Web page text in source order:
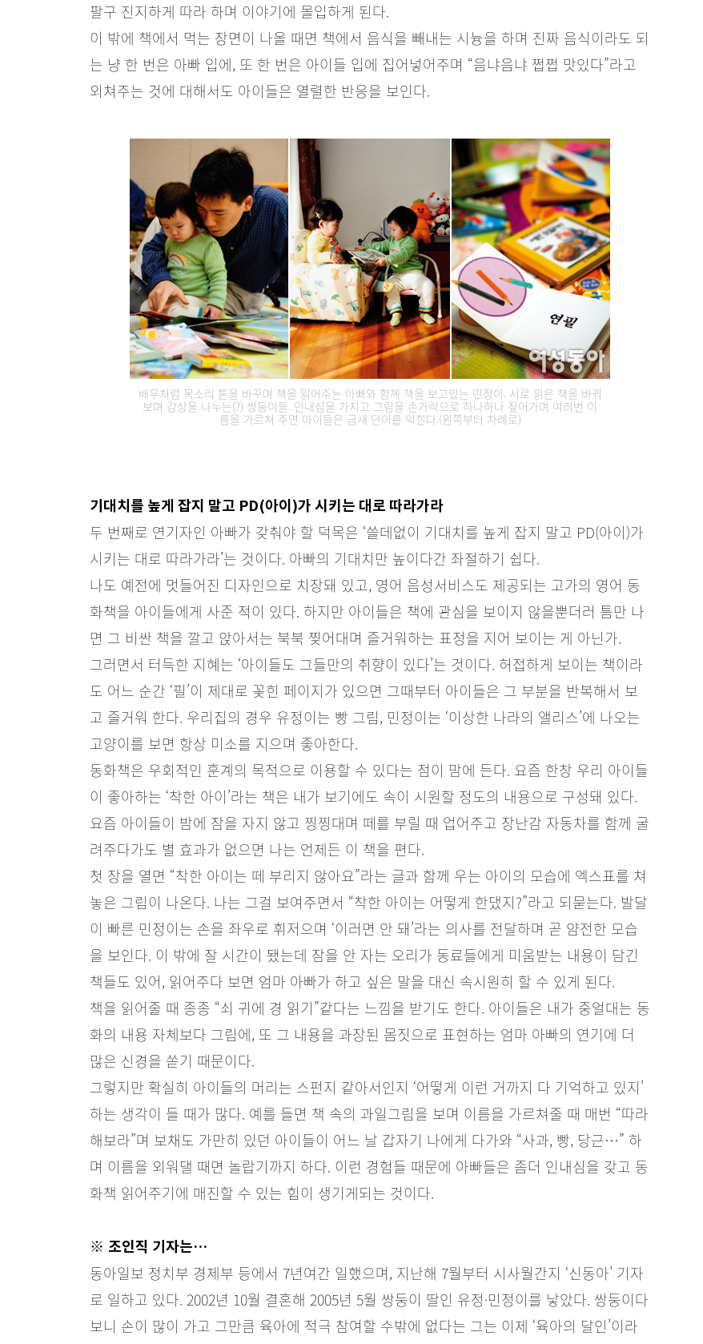
팔구 진지하게 따라 하며 이야기에 몰입하게 된다.
이 밖에 책에서 먹는 장면이 나올 때면 책에서 음식을 빼내는 시늉을 하며 진짜 음식이라도 되
는 냥 한 번은 아빠 입에, 또 한 번은 아이들 입에 집어넣어주며 “음냐음냐 쩝쩝 맛있다”라고
외쳐주는 것에 대해서도 아이들은 열렬한 반응을 보인다.
배우처럼 목소리 톤을 바꾸며 책을 읽어주는 아빠와 함께 책을 보고있는 민정이. 서로 읽은 책을 바꿔
보며 감상을 나누는(?) 쌍둥이들. 인내심을 가지고 그림을 손가락으로 하나하나 짚어가며 여러번 이
름을 가르쳐 주면 아이들은 금새 단어를 익힌다.(왼쪽부터 차례로)
기대치를 높게 잡지 말고 PD(아이)가 시키는 대로 따라가라
두 번째로 연기자인 아빠가 갖춰야 할 덕목은 ‘쓸데없이 기대치를 높게 잡지 말고 PD(아이)가
시키는 대로 따라가라’는 것이다. 아빠의 기대치만 높이다간 좌절하기 쉽다.
나도 예전에 멋들어진 디자인으로 치장돼 있고, 영어 음성서비스도 제공되는 고가의 영어 동
화책을 아이들에게 사준 적이 있다. 하지만 아이들은 책에 관심을 보이지 않을뿐더러 틈만 나
면 그 비싼 책을 깔고 앉아서는 북북 찢어대며 즐거워하는 표정을 지어 보이는 게 아닌가.
그러면서 터득한 지혜는 ‘아이들도 그들만의 취향이 있다’는 것이다. 허접하게 보이는 책이라
도 어느 순간 ‘필’이 제대로 꽂힌 페이지가 있으면 그때부터 아이들은 그 부분을 반복해서 보
고 즐거워 한다. 우리집의 경우 유정이는 빵 그림, 민정이는 ‘이상한 나라의 앨리스’에 나오는
고양이를 보면 항상 미소를 지으며 좋아한다.
동화책은 우회적인 훈계의 목적으로 이용할 수 있다는 점이 맘에 든다. 요즘 한창 우리 아이들
이 좋아하는 ‘착한 아이’라는 책은 내가 보기에도 속이 시원할 정도의 내용으로 구성돼 있다.
요즘 아이들이 밤에 잠을 자지 않고 찡찡대며 떼를 부릴 때 업어주고 장난감 자동차를 함께 굴
려주다가도 별 효과가 없으면 나는 언제든 이 책을 편다.
첫 장을 열면 “착한 아이는 떼 부리지 않아요”라는 글과 함께 우는 아이의 모습에 엑스표를 쳐
놓은 그림이 나온다. 나는 그걸 보여주면서 “착한 아이는 어떻게 한댔지?”라고 되묻는다. 발달
이 빠른 민정이는 손을 좌우로 휘저으며 ‘이러면 안 돼’라는 의사를 전달하며 곧 얌전한 모습
을 보인다. 이 밖에 잘 시간이 됐는데 잠을 안 자는 오리가 동료들에게 미움받는 내용이 담긴
책들도 있어, 읽어주다 보면 엄마 아빠가 하고 싶은 말을 대신 속시원히 할 수 있게 된다.
책을 읽어줄 때 종종 “쇠 귀에 경 읽기”같다는 느낌을 받기도 한다. 아이들은 내가 중얼대는 동
화의 내용 자체보다 그림에, 또 그 내용을 과장된 몸짓으로 표현하는 엄마 아빠의 연기에 더
많은 신경을 쏟기 때문이다.
그렇지만 확실히 아이들의 머리는 스펀지 같아서인지 ‘어떻게 이런 거까지 다 기억하고 있지’
하는 생각이 들 때가 많다. 예를 들면 책 속의 과일그림을 보며 이름을 가르쳐줄 때 매번 “따라
해보라”며 보채도 가만히 있던 아이들이 어느 날 갑자기 나에게 다가와 “사과, 빵, 당근…” 하
며 이름을 외워댈 때면 놀랍기까지 하다. 이런 경험들 때문에 아빠들은 좀더 인내심을 갖고 동
화책 읽어주기에 매진할 수 있는 힘이 생기게되는 것이다.
※ 조인직 기자는…
동아일보 정치부 경제부 등에서 7년여간 일했으며, 지난해 7월부터 시사월간지 ‘신동아’ 기자
로 일하고 있다. 2002년 10월 결혼해 2005년 5월 쌍둥이 딸인 유정·민정이를 낳았다. 쌍둥이다
보니 손이 많이 가고 그만큼 육아에 적극 참여할 수밖에 없다는 그는 이제 ‘육아의 달인’이라